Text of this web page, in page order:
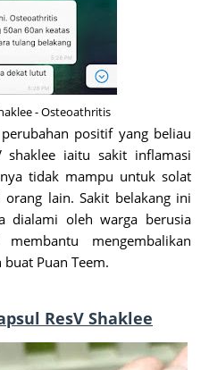
- Osteoathritis
positif yang beliau
shaklee iaitu sakit inflamasi
tidak mampu untuk solat
lain. Sakit belakang ini
dialami oleh warga berusia
mengembalikan
Puan Teem.
ResV Shaklee